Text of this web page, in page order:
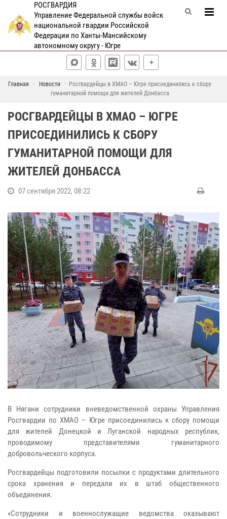
РОСГВАРДИЯ
Управление Федеральной службы войск
национальной гвардии Российской
Федерации по Ханты-Мансийскому
автономному округу - Югре
Главная Новости
Росгвардейцы в ХМАО – Югре присоединились к сбору
гуманитарной помощи для жителей Донбасса
РОСГВАРДЕЙЦЫ В ХМАО – ЮГРЕ
ПРИСОЕДИНИЛИСЬ К СБОРУ
ГУМАНИТАРНОЙ ПОМОЩИ ДЛЯ
ЖИТЕЛЕЙ ДОНБАССА
07 сентября 2022, 08:22
В Нягани сотрудники вневедомственной охраны Управления
Росгвардии по ХМАО – Югре присоединились к сбору помощи
для жителей Донецкой и Луганской народных республик,
проводимому представителями гуманитарного
добровольческого корпуса.
Росгвардейцы подготовили посылки с продуктами длительного
срока хранения и передали их в штаб общественного
объединения.
«Сотрудники и военнослужащие ведомства оказывают